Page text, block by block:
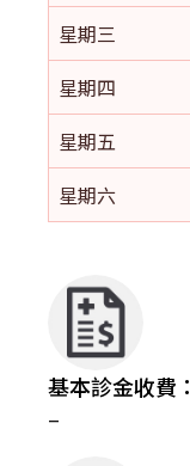
星期三
星期四
星期五
星期六
基本診金收費：
–